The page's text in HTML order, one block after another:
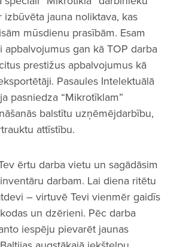
izbūvēta jauna noliktava, kas
mūsdienu prasībām. Esam
apbalvojumus gan kā TOP darba
prestižus apbalvojumus kā
Pasaules Intelektuālā
pasniedza “Mikrotīklam”
balstītu uzņēmējdarbību,
attīstību.
ērtu darba vietu un sagādāsim
darbam. Lai diena ritētu
– virtuvē Tevi vienmēr gaidīs
un dzērieni. Pēc darba
iespēju pievarēt jaunas